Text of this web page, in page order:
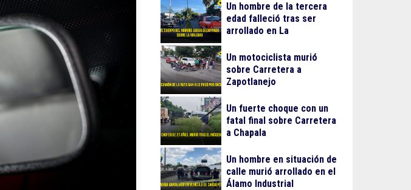
Un hombre de la tercera
edad falleció tras ser
arrollado en La
Un motociclista murió
sobre Carretera a
Zapotlanejo
Un fuerte choque con un
fatal final sobre Carretera
a Chapala
Un hombre en situación de
calle murió arrollado en el
Álamo Industrial